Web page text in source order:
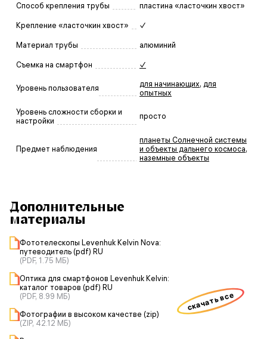
Способ крепления трубы пластина «ласточкин хвост»
Крепление «ласточкин хвост» ✓
Материал трубы алюминий
Съемка на смартфон ✓
Уровень пользователя для начинающих, для
опытных
Уровень сложности сборки и
настройки
просто
Предмет наблюдения
планеты Солнечной системы
и объекты дальнего космоса,
наземные объекты
Дополнительные
материалы
Фототелескопы Levenhuk Kelvin Nova:
путеводитель (pdf) RU
(PDF, 1.75 МБ)
Оптика для смартфонов Levenhuk Kelvin:
каталог товаров (pdf) RU
(PDF, 8.99 МБ)
Фотографии в высоком качестве (zip)
(ZIP, 42.12 МБ)
скачать все